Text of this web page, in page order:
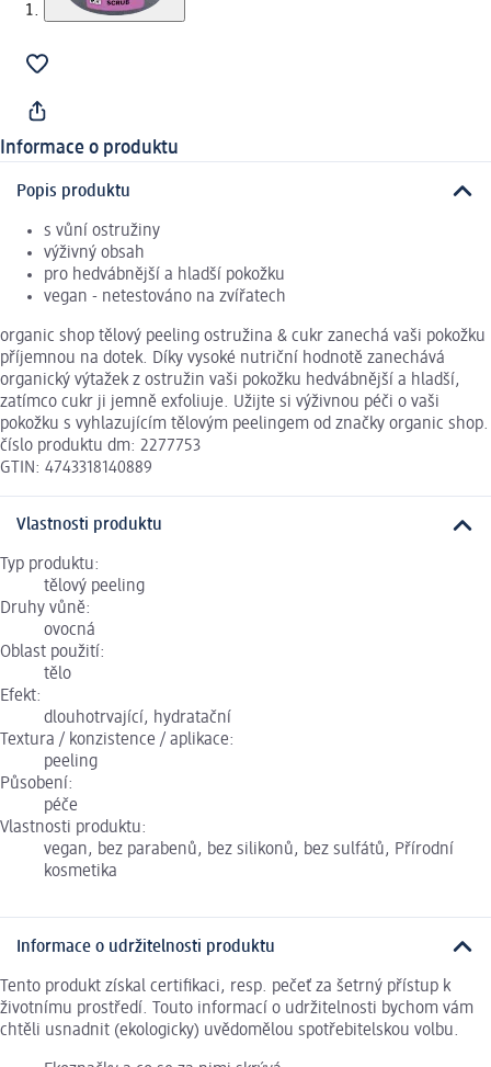
Informace o produktu
Popis produktu
s vůní ostružiny
výživný obsah
pro hedvábnější a hladší pokožku
vegan - netestováno na zvířatech
organic shop tělový peeling ostružina & cukr zanechá vaši pokožku
příjemnou na dotek. Díky vysoké nutriční hodnotě zanechává
organický výtažek z ostružin vaši pokožku hedvábnější a hladší,
zatímco cukr ji jemně exfoliuje. Užijte si výživnou péči o vaši
pokožku s vyhlazujícím tělovým peelingem od značky organic shop.
číslo produktu dm: 2277753
GTIN: 4743318140889
Vlastnosti produktu
Typ produktu:
tělový peeling
Druhy vůně:
ovocná
Oblast použití:
tělo
Efekt:
dlouhotrvající, hydratační
Textura / konzistence / aplikace:
peeling
Působení:
péče
Vlastnosti produktu:
vegan, bez parabenů, bez silikonů, bez sulfátů, Přírodní
kosmetika
Informace o udržitelnosti produktu
Tento produkt získal certifikaci, resp. pečeť za šetrný přístup k
životnímu prostředí. Touto informací o udržitelnosti bychom vám
chtěli usnadnit (ekologicky) uvědomělou spotřebitelskou volbu.